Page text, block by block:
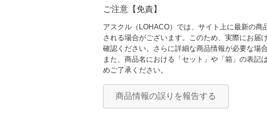
ご注意【免責】
アスクル（LOHACO）では、サイト上に最新の
される場合がございます。このため、実際にお届
確認ください。さらに詳細な商品情報が必要な場
また、商品名における「セット」や「箱」の表記
めご了承ください。
商品情報の誤りを報告する